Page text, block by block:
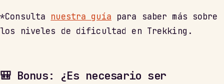
*Consulta nuestra guía para saber más sobre
los niveles de dificultad en Trekking.
🎒 Bonus: ¿Es necesario ser